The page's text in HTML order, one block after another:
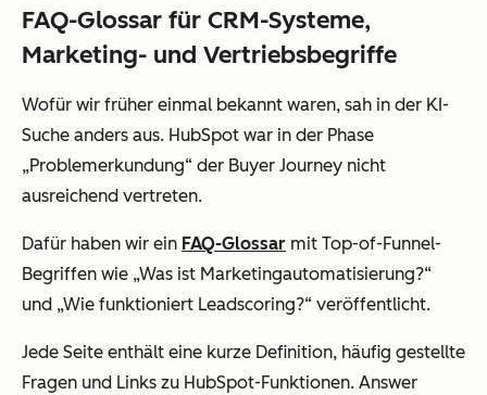
FAQ-Glossar für CRM-Systeme,
Marketing- und Vertriebsbegriffe
Wofür wir früher einmal bekannt waren, sah in der KI-
Suche anders aus. HubSpot war in der Phase
„Problemerkundung“ der Buyer Journey nicht
ausreichend vertreten.
Dafür haben wir ein FAQ-Glossar mit Top-of-Funnel-
Begriffen wie „Was ist Marketingautomatisierung?“
und „Wie funktioniert Leadscoring?“ veröffentlicht.
Jede Seite enthält eine kurze Definition, häufig gestellte
Fragen und Links zu HubSpot-Funktionen. Answer